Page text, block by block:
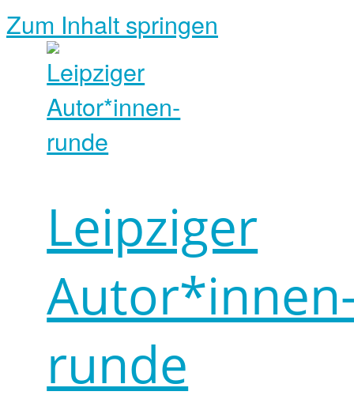
Zum Inhalt springen
Leipziger
runde